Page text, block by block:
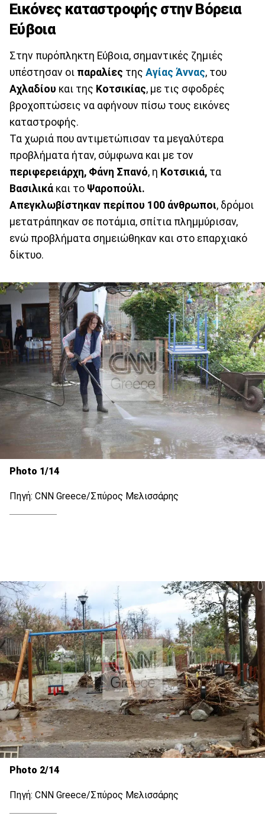
Εικόνες καταστροφής στην Βόρεια
Εύβοια
Στην πυρόπληκτη Εύβοια, σημαντικές ζημιές
υπέστησαν οι παραλίες της Αγίας Άννας, του
Αχλαδίου και της Κοτσικίας, με τις σφοδρές
βροχοπτώσεις να αφήνουν πίσω τους εικόνες
καταστροφής.
Τα χωριά που αντιμετώπισαν τα μεγαλύτερα
προβλήματα ήταν, σύμφωνα και με τον
περιφερειάρχη, Φάνη Σπανό, η Κοτσικιά, τα
Βασιλικά και το Ψαροπούλι.
Απεγκλωβίστηκαν περίπου 100 άνθρωποι, δρόμοι
μετατράπηκαν σε ποτάμια, σπίτια πλημμύρισαν,
ενώ προβλήματα σημειώθηκαν και στο επαρχιακό
δίκτυο.
Photo 1/14
Πηγή: CNN Greece/Σπύρος Μελισσάρης
Photo 2/14
Πηγή: CNN Greece/Σπύρος Μελισσάρης